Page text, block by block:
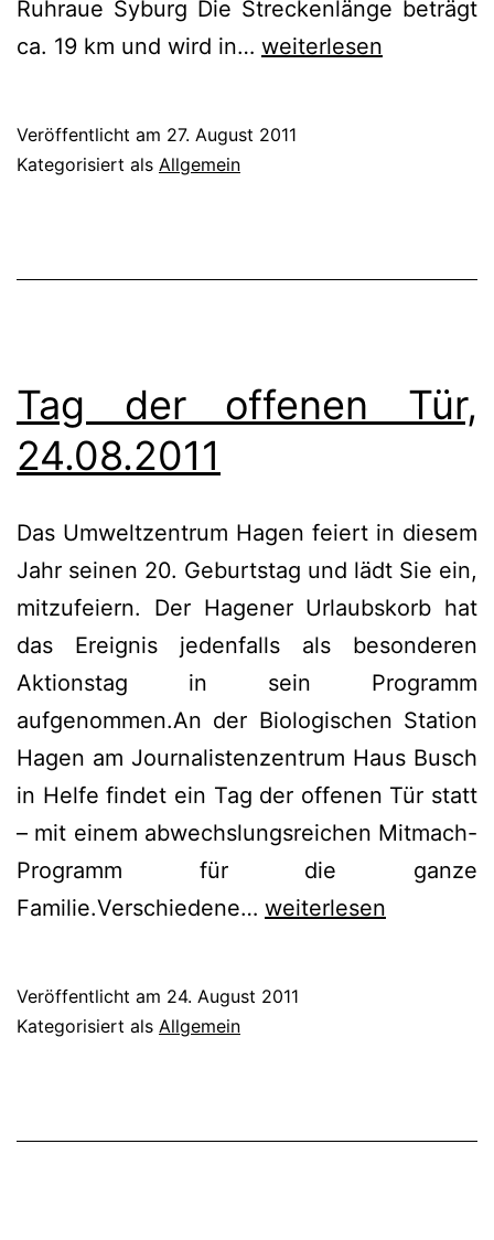
Ruhraue Syburg Die Streckenlänge beträgt
ca. 19 km und wird in… Fahrradexkursion
weiterlesen
Veröffentlicht am 27. August 2011
Kategorisiert als Allgemein
Tag der offenen Tür,
24.08.2011
Das Umweltzentrum Hagen feiert in diesem
Jahr seinen 20. Geburtstag und lädt Sie ein,
mitzufeiern. Der Hagener Urlaubskorb hat
das Ereignis jedenfalls als besonderen
Aktionstag in sein Programm
aufgenommen.An der Biologischen Station
Hagen am Journalistenzentrum Haus Busch
in Helfe findet ein Tag der offenen Tür statt
– mit einem abwechslungsreichen Mitmach-
Programm für die ganze
Familie.Verschiedene… Tag
weiterlesen
Veröffentlicht am 24. August 2011
Kategorisiert als Allgemein